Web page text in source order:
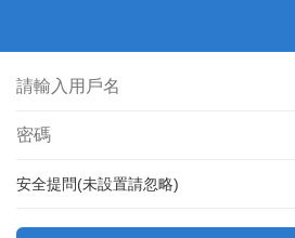
安全提問(未設置請忽略)